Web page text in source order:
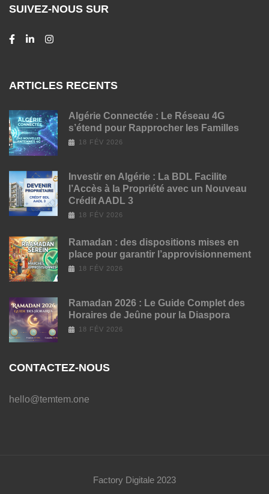
SUIVEZ-NOUS SUR
ARTICLES RECENTS
Algérie Connectée : Le Réseau 4G
s’étend pour Rapprocher les Familles
18 FÉV 2026
Investir en Algérie : La BDL Facilite
l’Accès à la Propriété avec un Nouveau
Crédit AADL 3
18 FÉV 2026
Ramadan : des dispositions mises en
place pour garantir l’approvisionnement
18 FÉV 2026
Ramadan 2026 : Le Guide Complet des
Horaires de Jeûne pour la Diaspora
18 FÉV 2026
CONTACTEZ-NOUS
hello@temtem.one
Factory Digitale 2023